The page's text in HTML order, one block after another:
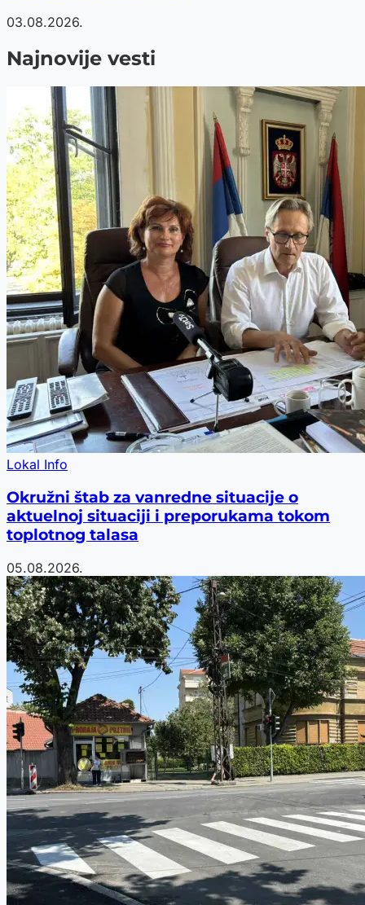
03.08.2026.
Najnovije vesti
Lokal Info
Okružni štab za vanredne situacije o
aktuelnoj situaciji i preporukama tokom
toplotnog talasa
05.08.2026.